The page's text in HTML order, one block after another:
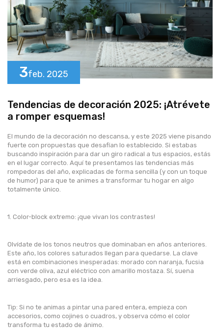
3feb. 2025
Tendencias de decoración 2025: ¡Atrévete
a romper esquemas!
El mundo de la decoración no descansa, y este 2025 viene pisando
fuerte con propuestas que desafían lo establecido. Si estabas
buscando inspiración para dar un giro radical a tus espacios, estás
en el lugar correcto. Aquí te presentamos las tendencias más
rompedoras del año, explicadas de forma sencilla (y con un toque
de humor) para que te animes a transformar tu hogar en algo
totalmente único.
1. Color-block extremo: ¡que vivan los contrastes!
Olvídate de los tonos neutros que dominaban en años anteriores.
Este año, los colores saturados llegan para quedarse. La clave
está en combinaciones inesperadas: morado con naranja, fucsia
con verde oliva, azul eléctrico con amarillo mostaza. Sí, suena
arriesgado, pero esa es la idea.
Tip: Si no te animas a pintar una pared entera, empieza con
accesorios, como cojines o cuadros, y observa cómo el color
transforma tu estado de ánimo.